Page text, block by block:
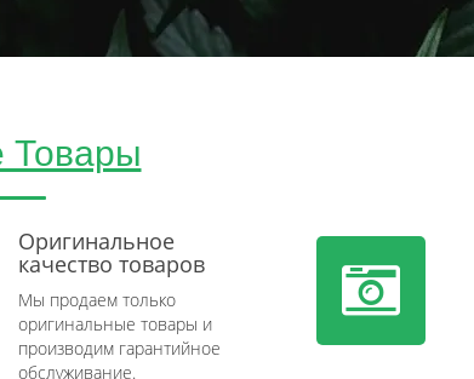
Товары
Оригинальное
качество товаров
Мы продаем только
оригинальные товары и
производим гарантийное
обслуживание.